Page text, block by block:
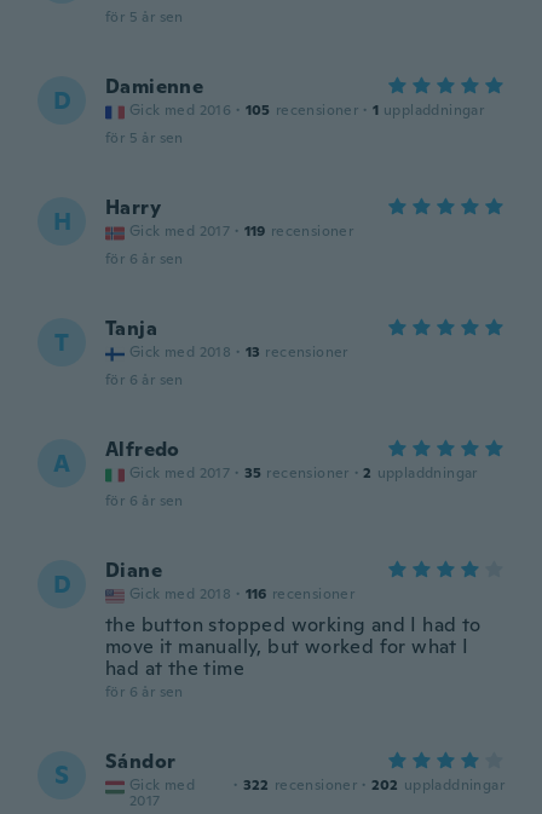
för 5 år sen
D Damienne
Gick med 2016 · 105 recensioner · 1 uppladdningar
för 5 år sen
H Harry
Gick med 2017 · 119 recensioner
för 6 år sen
T Tanja
Gick med 2018 · 13 recensioner
för 6 år sen
A Alfredo
Gick med 2017 · 35 recensioner · 2 uppladdningar
för 6 år sen
D Diane
Gick med 2018 · 116 recensioner
the button stopped working and I had to
move it manually, but worked for what I
had at the time
för 6 år sen
S Sándor
Gick med
2017
· 322 recensioner · 202 uppladdningar